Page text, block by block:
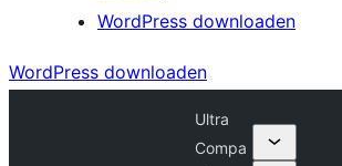
WordPress downloaden
WordPress downloaden
Ultra
Compa